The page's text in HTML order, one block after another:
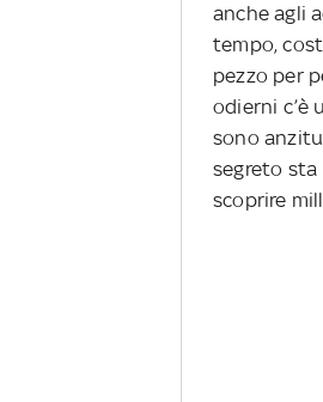
anche agli
tempo,
pezzo per
odierni c’è
sono
segreto sta
scoprire